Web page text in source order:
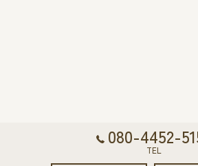
080-4452-
TEL